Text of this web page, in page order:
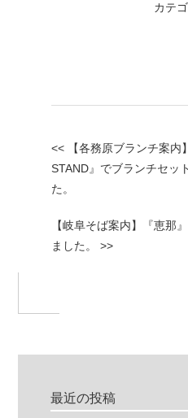
カテ
<< 【各務原ブランチ案内
STAND』でブランチセッ
た。
【岐阜そば案内】『恵那
ました。 >>
最近の投稿